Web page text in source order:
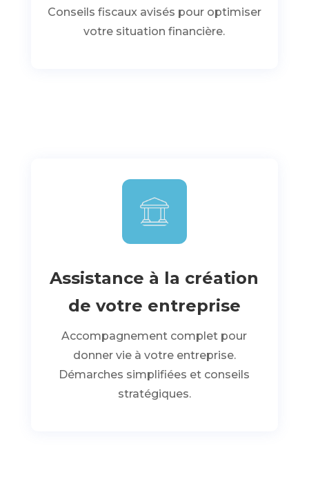
Conseils fiscaux avisés pour optimiser
votre situation financière.
Assistance à la création
de votre entreprise
Accompagnement complet pour
donner vie à votre entreprise.
Démarches simplifiées et conseils
stratégiques.